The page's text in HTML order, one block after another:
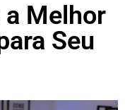
a Melhor
Seu